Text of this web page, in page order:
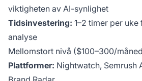
viktigheten av AI-synlighet
Tidsinvestering: 1–2 timer per
analyse
Mellomstort nivå ($100–300/
Plattformer: Nightwatch, Semrush